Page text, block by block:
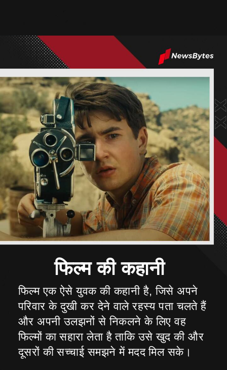
फिल्म की कहानी
फिल्म एक ऐसे युवक की कहानी है, जिसे अपने
परिवार के दुखी कर देने वाले रहस्य पता चलते हैं
और अपनी उलझनों से निकलने के लिए वह
फिल्मों का सहारा लेता है ताकि उसे खुद की और